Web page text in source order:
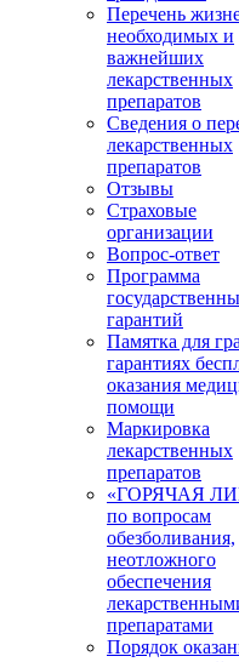
Перечень
необходимых и
важнейших
лекарственных
препаратов
Сведения о
лекарственных
препаратов
Отзывы
Страховые
организации
Вопрос-ответ
Программа
гарантий
Памятка для
гарантиях
оказания
помощи
Маркировка
лекарственных
препаратов
«ГОРЯЧАЯ
по вопросам
обезболивания,
неотложного
обеспечения
препаратами
Порядок